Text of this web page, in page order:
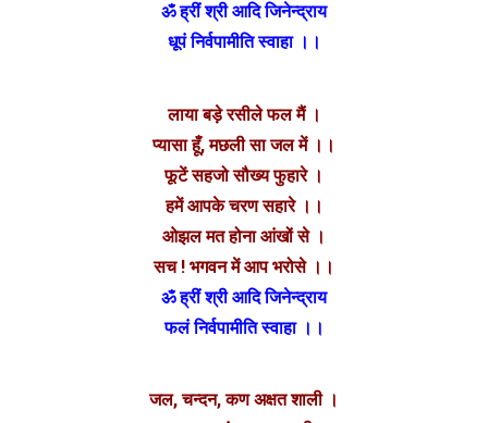
ॐ ह्रीं श्री आदि जिनेन्द्राय
धूपं निर्वपामीति स्वाहा ।।
लाया बड़े रसीले फल मैं ।
प्यासा हूँ, मछली सा जल में ।।
फूटें सहजो सौख्य फुहारे ।
हमें आपके चरण सहारे ।।
ओझल मत होना आंखों से ।
सच ! भगवन में आप भरोसे ।।
ॐ ह्रीं श्री आदि जिनेन्द्राय
फलं निर्वपामीति स्वाहा ।।
जल, चन्दन, कण अक्षत शाली ।